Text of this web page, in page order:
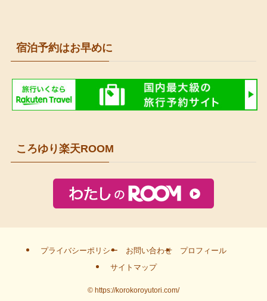
宿泊予約はお早めに
ころゆり楽天ROOM
プライバシーポリシー お問い合わせ
プロフィール
サイトマップ
© https://korokoroyutori.com/